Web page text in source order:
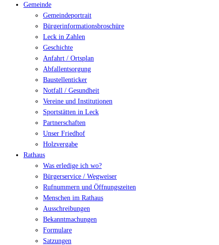
Gemeinde
Gemeindeportrait
Bürgerinformationsbroschüre
Leck in Zahlen
Geschichte
Anfahrt / Ortsplan
Abfallentsorgung
Baustellenticker
Notfall / Gesundheit
Vereine und Institutionen
Sportstätten in Leck
Partnerschaften
Unser Friedhof
Holzvergabe
Rathaus
Was erledige ich wo?
Bürgerservice / Wegweiser
Rufnummern und Öffnungszeiten
Menschen im Rathaus
Ausschreibungen
Bekanntmachungen
Formulare
Satzungen